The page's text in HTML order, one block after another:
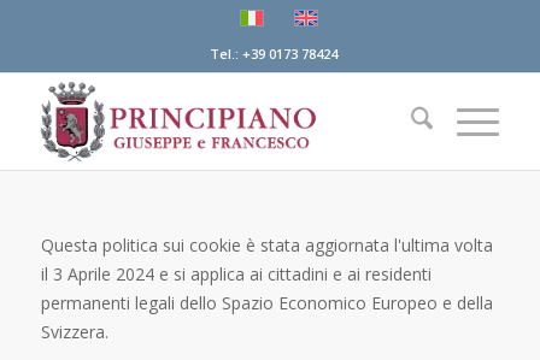
Tel.: +39 0173 78424
Questa politica sui cookie è stata aggiornata l'ultima volta
il 3 Aprile 2024 e si applica ai cittadini e ai residenti
permanenti legali dello Spazio Economico Europeo e della
Svizzera.